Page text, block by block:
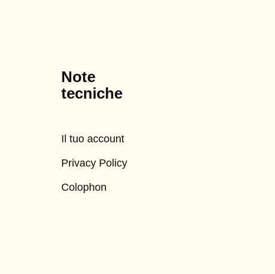
Note
tecniche
Il tuo account
Privacy Policy
Colophon